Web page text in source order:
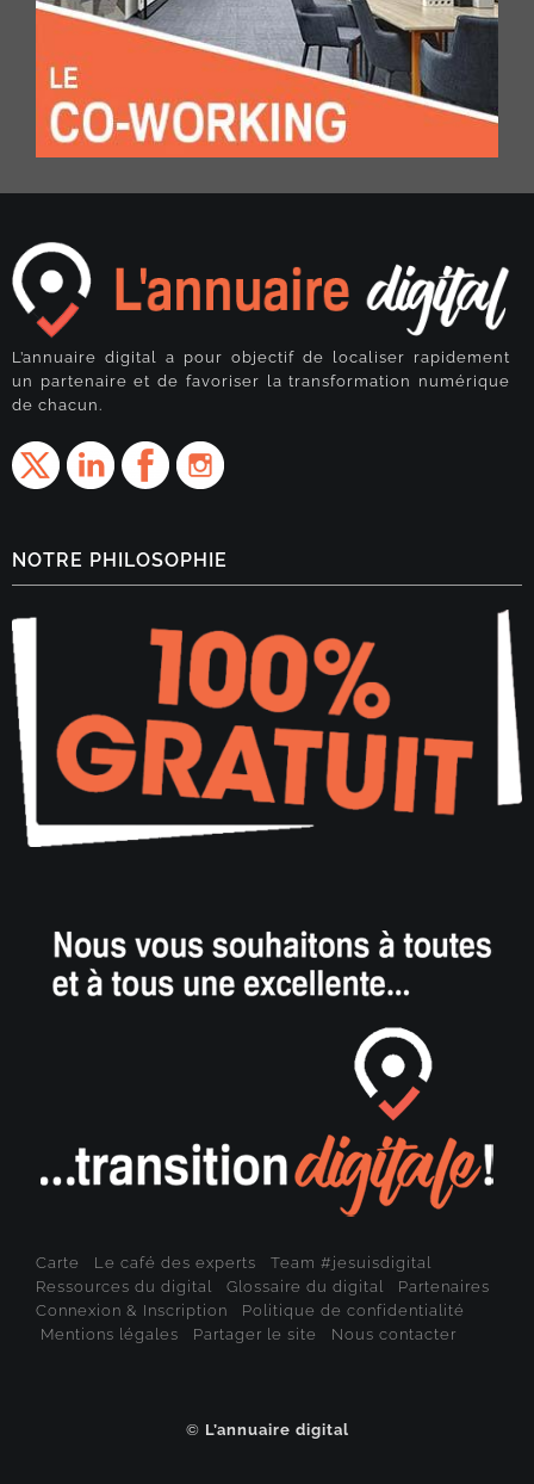
L’annuaire digital a pour objectif de localiser rapidement
un partenaire et de favoriser la transformation numérique
de chacun.
NOTRE PHILOSOPHIE
Carte Le café des experts
Team #jesuisdigital
Ressources du digital
Glossaire du digital
Partenaires
Connexion & Inscription
Politique de confidentialité
Mentions légales
Partager le site Nous contacter
© L’annuaire digital